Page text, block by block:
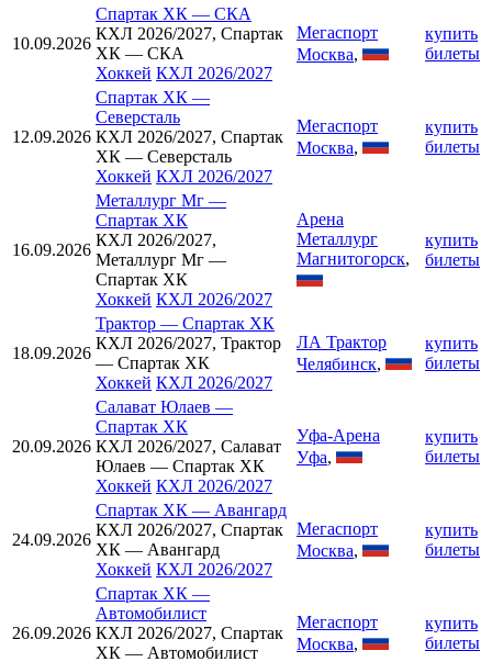
10.09.2026
Спартак ХК — СКА
КХЛ 2026/2027, Спартак
ХК — СКА
Хоккей КХЛ 2026/2027
Мегаспорт
Москва,
купить
билеты
12.09.2026
Спартак ХК —
Северсталь
КХЛ 2026/2027, Спартак
ХК — Северсталь
Хоккей КХЛ 2026/2027
Мегаспорт
Москва,
купить
билеты
16.09.2026
Металлург Мг —
Спартак ХК
КХЛ 2026/2027,
Металлург Мг —
Спартак ХК
Хоккей КХЛ 2026/2027
Арена
Металлург
Магнитогорск,
купить
билеты
18.09.2026
Трактор — Спартак ХК
КХЛ 2026/2027, Трактор
— Спартак ХК
Хоккей КХЛ 2026/2027
ЛА Трактор
Челябинск,
купить
билеты
20.09.2026
Салават Юлаев —
Спартак ХК
КХЛ 2026/2027, Салават
Юлаев — Спартак ХК
Хоккей КХЛ 2026/2027
Уфа-Арена
Уфа,
купить
билеты
24.09.2026
Спартак ХК — Авангард
КХЛ 2026/2027, Спартак
ХК — Авангард
Хоккей КХЛ 2026/2027
Мегаспорт
Москва,
купить
билеты
26.09.2026
Спартак ХК —
Автомобилист
КХЛ 2026/2027, Спартак
ХК — Автомобилист
Мегаспорт
Москва,
купить
билеты